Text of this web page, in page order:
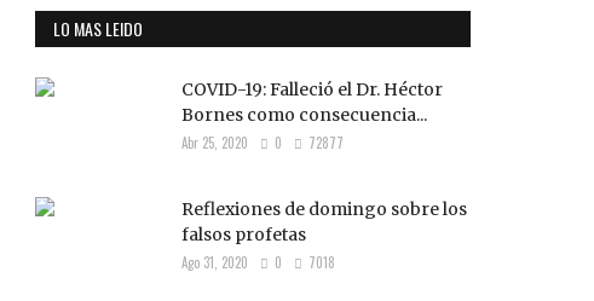
LO MAS LEIDO
COVID-19: Falleció el Dr. Héctor
Bornes como consecuencia...
Abr 25, 2020 0 72877
Reflexiones de domingo sobre los
falsos profetas
Ago 31, 2020 0 7018